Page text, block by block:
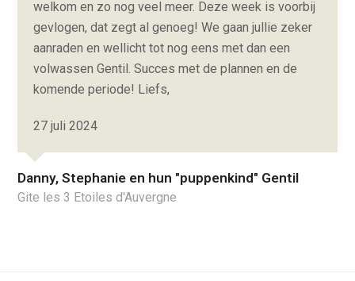
welkom en zo nog veel meer. Deze week is voorbij
gevlogen, dat zegt al genoeg! We gaan jullie zeker
aanraden en wellicht tot nog eens met dan een
volwassen Gentil. Succes met de plannen en de
komende periode! Liefs,
27 juli 2024
Danny, Stephanie en hun "puppenkind" Gentil
Gite les 3 Etoiles d'Auvergne